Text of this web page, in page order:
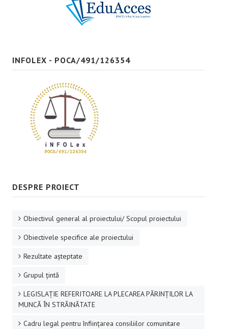
INFOLEX - POCA/491/126354
DESPRE PROIECT
Obiectivul general al proiectului/ Scopul proiectului
Obiectivele specifice ale proiectului
Rezultate aşteptate
Grupul ţintă
LEGISLAȚIE REFERITOARE LA PLECAREA PĂRINȚILOR LA
MUNCĂ ÎN STRĂINĂTATE
Cadru legal pentru înființarea consiliilor comunitare